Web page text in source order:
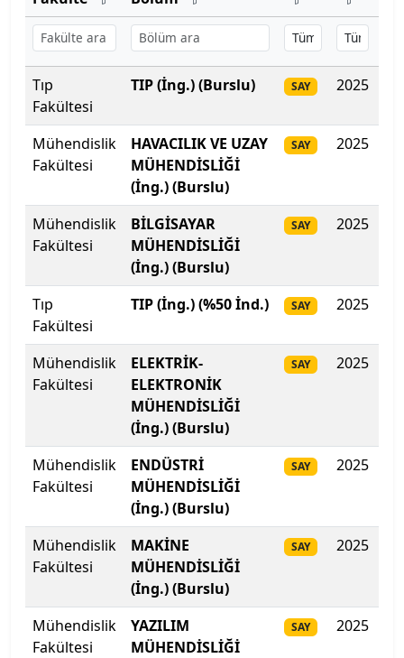
Başkent Üniversitesi
Başkent Üniversitesi
Başkent Üniversitesi
Batman Üniversitesi
Bayburt Üniversitesi
Beykoz Üniversitesi
Bezm-İ Alem Vakıf Üniversitesi
Bilecik Şeyh Edebali Üniversitesi
Bingöl Üniversitesi
Biruni Üniversitesi
Bitlis Eren Üniversitesi
Boğaziçi Üniversitesi
Bolu Abant İzzet Baysal Üniversitesi
Burdur Mehmet Akif Ersoy Üniversitesi
Bursa Teknik Üniversitesi
Tıp
Fakültesi
TIP (İng.) (Burslu) SAY 2025
Mühendislik
Fakültesi
HAVACILIK VE UZAY
MÜHENDİSLİĞİ
(İng.) (Burslu)
SAY 2025
Mühendislik
Fakültesi
BİLGİSAYAR
MÜHENDİSLİĞİ
(İng.) (Burslu)
SAY 2025
Tıp
Fakültesi
TIP (İng.) (%50 İnd.) SAY 2025
Mühendislik
Fakültesi
ELEKTRİK-
ELEKTRONİK
MÜHENDİSLİĞİ
(İng.) (Burslu)
SAY 2025
Mühendislik
Fakültesi
ENDÜSTRİ
MÜHENDİSLİĞİ
(İng.) (Burslu)
SAY 2025
Mühendislik
Fakültesi
MAKİNE
MÜHENDİSLİĞİ
(İng.) (Burslu)
SAY 2025
Mühendislik
Fakültesi
YAZILIM
MÜHENDİSLİĞİ
SAY 2025